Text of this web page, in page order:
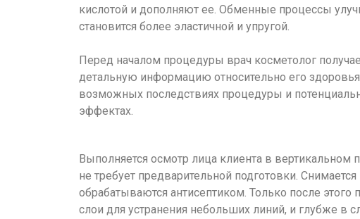
кислотой и дополняют ее. Обменные процессы
становится более эластичной и упругой.
Перед началом процедуры врач косметолог
детальную информацию относительно его
возможных последствиях процедуры и
эффектах.
Выполняется осмотр лица клиента в
не требует предварительной подготовки.
обрабатываются антисептиком. Только после
слои для устранения небольших линий, и глубже в